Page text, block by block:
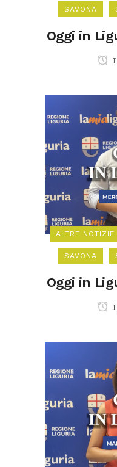
SAVONA
Oggi in
ALTRE NOTIZIE
SAVONA
Oggi in